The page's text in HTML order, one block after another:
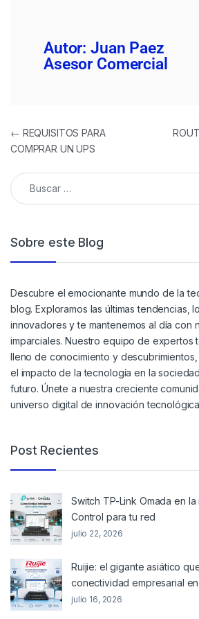
Autor: Juan Paez
Asesor Comercial
← REQUISITOS PARA
COMPRAR UN UPS
Sobre este Blog
Descubre el emocionante mundo de la
blog. Exploramos las últimas tendencias,
innovadores y te mantenemos al día con
imparciales. Nuestro equipo de expertos
lleno de conocimiento y descubrimientos,
el impacto de la tecnología en la
futuro. Únete a nuestra creciente
universo digital de innovación
Post Recientes
Switch TP-Link Omada en
Control para tu red
julio 22, 2026
Ruijie: el gigante asiático
conectividad empresarial
julio 16, 2026